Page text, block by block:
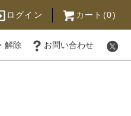
ログイン カート(0)
解除 お問い合わせ